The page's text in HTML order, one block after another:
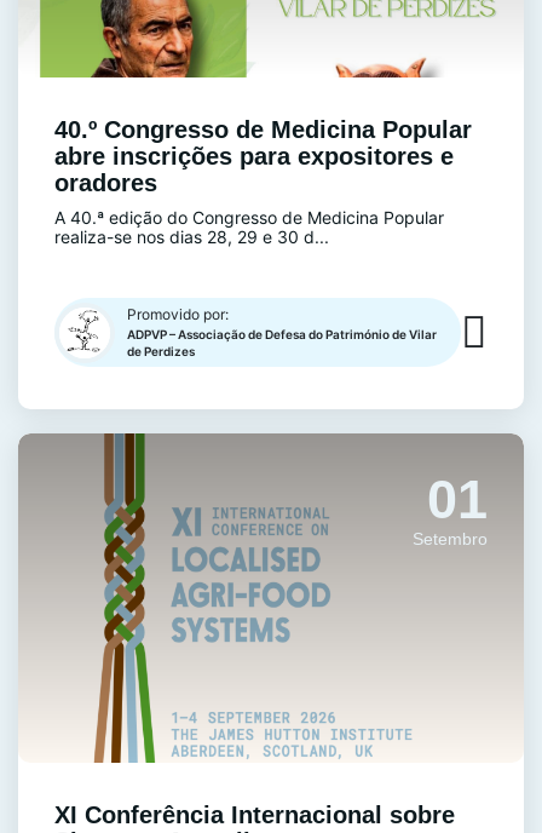
40.º Congresso de Medicina Popular
abre inscrições para expositores e
oradores
A 40.ª edição do Congresso de Medicina Popular
realiza-se nos dias 28, 29 e 30 d...
Promovido por:
ADPVP – Associação de Defesa do Património de Vilar
de Perdizes
01
Setembro
XI Conferência Internacional sobre